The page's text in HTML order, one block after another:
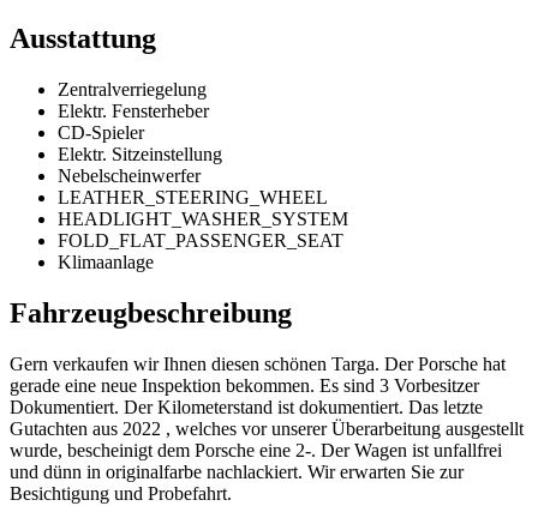
Ausstattung
Zentralverriegelung
Elektr. Fensterheber
CD-Spieler
Elektr. Sitzeinstellung
Nebelscheinwerfer
LEATHER_STEERING_WHEEL
HEADLIGHT_WASHER_SYSTEM
FOLD_FLAT_PASSENGER_SEAT
Klimaanlage
Fahrzeugbeschreibung
Gern verkaufen wir Ihnen diesen schönen Targa. Der Porsche hat
gerade eine neue Inspektion bekommen. Es sind 3 Vorbesitzer
Dokumentiert. Der Kilometerstand ist dokumentiert. Das letzte
Gutachten aus 2022 , welches vor unserer Überarbeitung ausgestellt
wurde, bescheinigt dem Porsche eine 2-. Der Wagen ist unfallfrei
und dünn in originalfarbe nachlackiert. Wir erwarten Sie zur
Besichtigung und Probefahrt.